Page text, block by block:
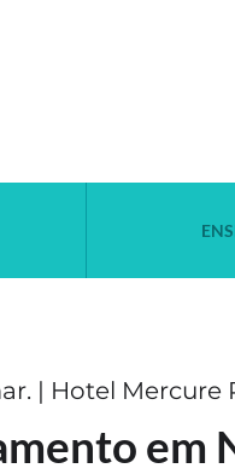
| Hotel
em